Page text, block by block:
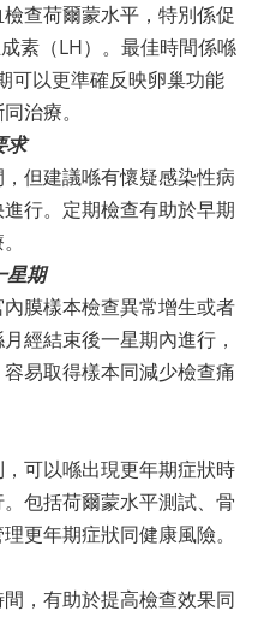
查荷爾蒙水平，特別係促
素（LH）。最佳時間係喺
可以更準確反映卵巢功能
治療。
求
但建議喺有懷疑感染性病
行。定期檢查有助於早期
星期
膜樣本檢查異常增生或者
經結束後一星期內進行，
易取得樣本同減少檢查痛
可以喺出現更年期症狀時
包括荷爾蒙水平測試、骨
更年期症狀同健康風險。
，有助於提高檢查效果同